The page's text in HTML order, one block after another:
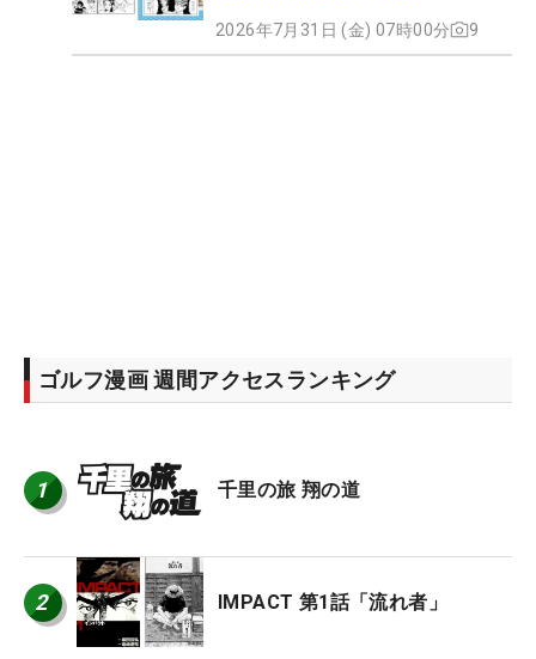
2026年7月31日 (金) 07時00分 9
ゴルフ漫画 週間アクセスランキング
1 千里の旅 翔の道
2 IMPACT 第1話「流れ者」